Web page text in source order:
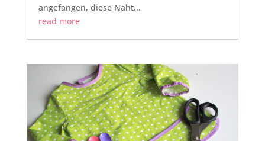
angefangen, diese Naht...
read more